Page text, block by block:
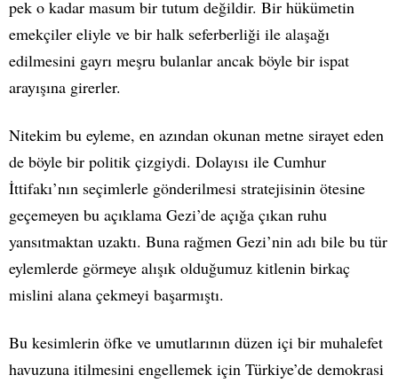
pek o kadar masum bir tutum değildir. Bir hükümetin
emekçiler eliyle ve bir halk seferberliği ile alaşağı
edilmesini gayrı meşru bulanlar ancak böyle bir ispat
arayışına girerler.
Nitekim bu eyleme, en azından okunan metne sirayet eden
de böyle bir politik çizgiydi. Dolayısı ile Cumhur
İttifakı’nın seçimlerle gönderilmesi stratejisinin ötesine
geçemeyen bu açıklama Gezi’de açığa çıkan ruhu
yansıtmaktan uzaktı. Buna rağmen Gezi’nin adı bile bu tür
eylemlerde görmeye alışık olduğumuz kitlenin birkaç
mislini alana çekmeyi başarmıştı.
Bu kesimlerin öfke ve umutlarının düzen içi bir muhalefet
havuzuna itilmesini engellemek için Türkiye’de demokrasi